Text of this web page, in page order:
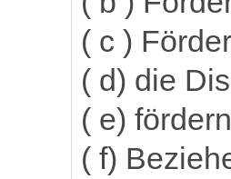
( c )
( d) die
( e)
( f)